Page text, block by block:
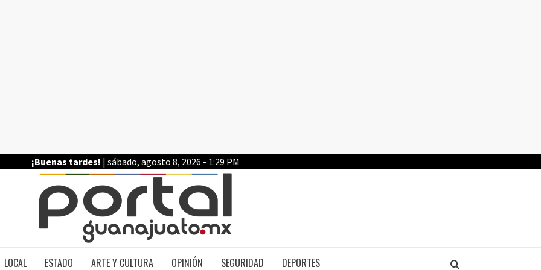
¡Buenas tardes! | sábado, agosto 8, 2026 - 1:29 PM
LOCAL ESTADO ARTE Y CULTURA OPINIÓN SEGURIDAD DEPORTES